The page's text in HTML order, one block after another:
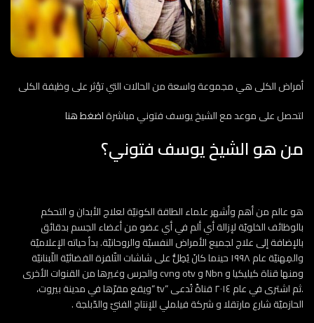
أمراض الكلى هي مجموعة واسعة من الحالات التي تؤثر على وظيفة الكلى
لتحصل على موعد مع الشيخ يوسف فتوني مباشرةاضغط هنا
من هو الشيخ يوسف فتوني؟
هو عالم من أهم وأشهر علماء الطاقة الكونيّة لعلاج الأبدان و التحكم
بالوظائف الخلويّة لإزالة أي ألم في أي عضو من أعضاء الجسم بدقائق
بالإضافة إلى علاج لجميع الأمراض النفسيّة والروحانيّة. بدأ حياته الإعلاميّة
والمِهنيّة عام ١٩٩٨ حينما كانَ يُطِلُّ على شاشات التّلفزة الفضائيّة اللّبنانيّة
ومنها قناة كيليكيا و Nbn و otv وcvn والجرس وغيرها من القنوات الأخرى
.ثم اشترى في عام ٢٠١٤ قناةً تُدعى “tv “ويقع مقرّها في مدينة بيروت،
الحازميّة شارع مارتقلا و شركة فيلملي للإنتاج الفنيّ والدّبلجة .